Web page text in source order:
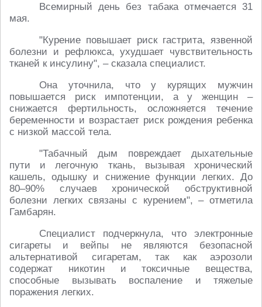
Всемирный день без табака отмечается 31
мая.
"Курение повышает риск гастрита, язвенной
болезни и рефлюкса, ухудшает чувствительность
тканей к инсулину", – сказала специалист.
Она уточнила, что у курящих мужчин
повышается риск импотенции, а у женщин –
снижается фертильность, осложняется течение
беременности и возрастает риск рождения ребенка
с низкой массой тела.
"Табачный дым повреждает дыхательные
пути и легочную ткань, вызывая хронический
кашель, одышку и снижение функции легких. До
80–90% случаев хронической обструктивной
болезни легких связаны с курением", – отметила
Гамбарян.
Специалист подчеркнула, что электронные
сигареты и вейпы не являются безопасной
альтернативой сигаретам, так как аэрозоли
содержат никотин и токсичные вещества,
способные вызывать воспаление и тяжелые
поражения легких.